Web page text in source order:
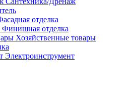
отделка
Финишная отделка
Хозяйственные товары
Электроинструмент